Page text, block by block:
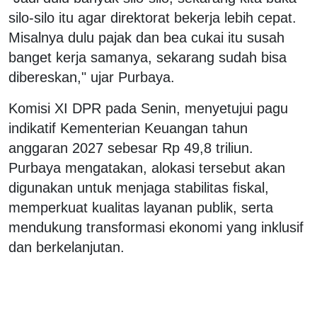
silo-silo itu agar direktorat bekerja lebih cepat.
Misalnya dulu pajak dan bea cukai itu susah
banget kerja samanya, sekarang sudah bisa
dibereskan," ujar Purbaya.
Komisi XI DPR pada Senin, menyetujui pagu
indikatif Kementerian Keuangan tahun
anggaran 2027 sebesar Rp 49,8 triliun.
Purbaya mengatakan, alokasi tersebut akan
digunakan untuk menjaga stabilitas fiskal,
memperkuat kualitas layanan publik, serta
mendukung transformasi ekonomi yang inklusif
dan berkelanjutan.